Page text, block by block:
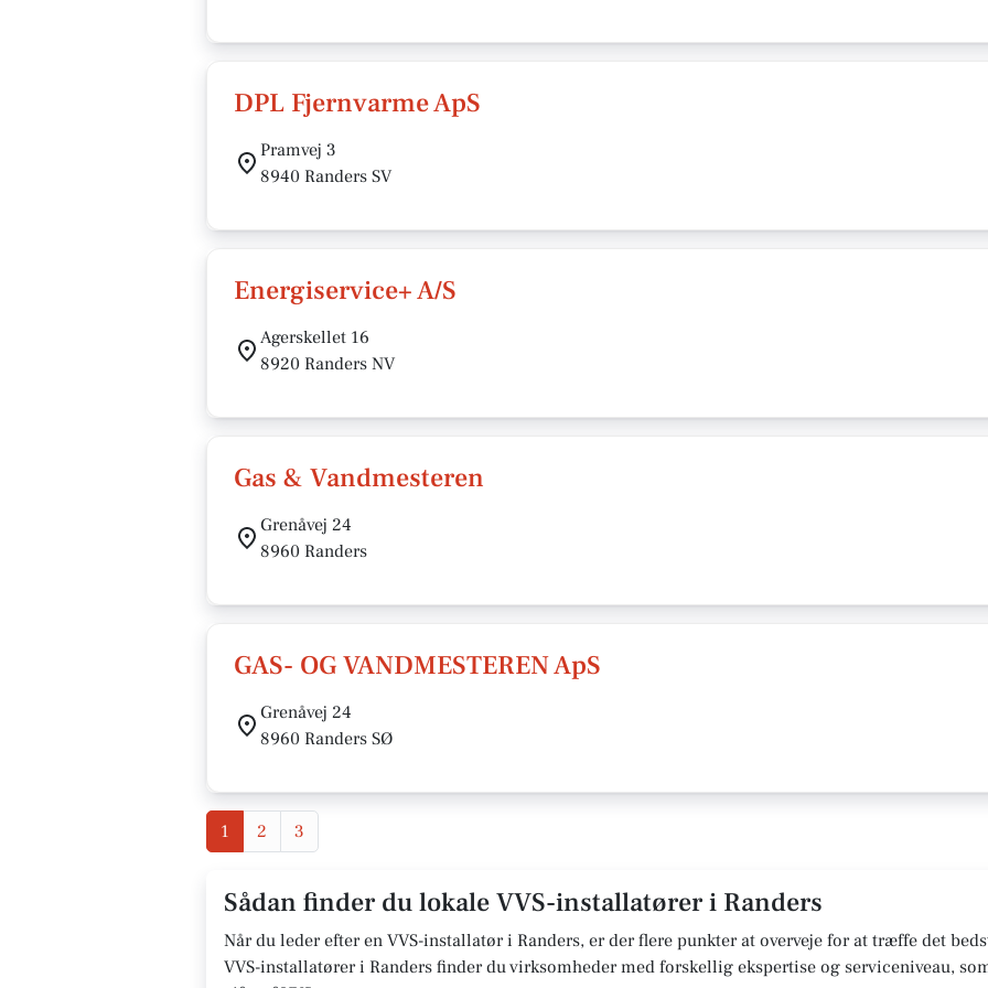
DPL Fjernvarme ApS
Pramvej 3
8940 Randers SV
Energiservice+ A/S
Agerskellet 16
8920 Randers NV
Gas & Vandmesteren
Grenåvej 24
8960 Randers
GAS- OG VANDMESTEREN ApS
Grenåvej 24
8960 Randers SØ
1 2 3
Sådan finder du lokale VVS-installatører i Randers
Når du leder efter en VVS-installatør i Randers, er der flere punkter at overveje for at træffe det
VVS-installatører i Randers finder du virksomheder med forskellig ekspertise og serviceniveau,